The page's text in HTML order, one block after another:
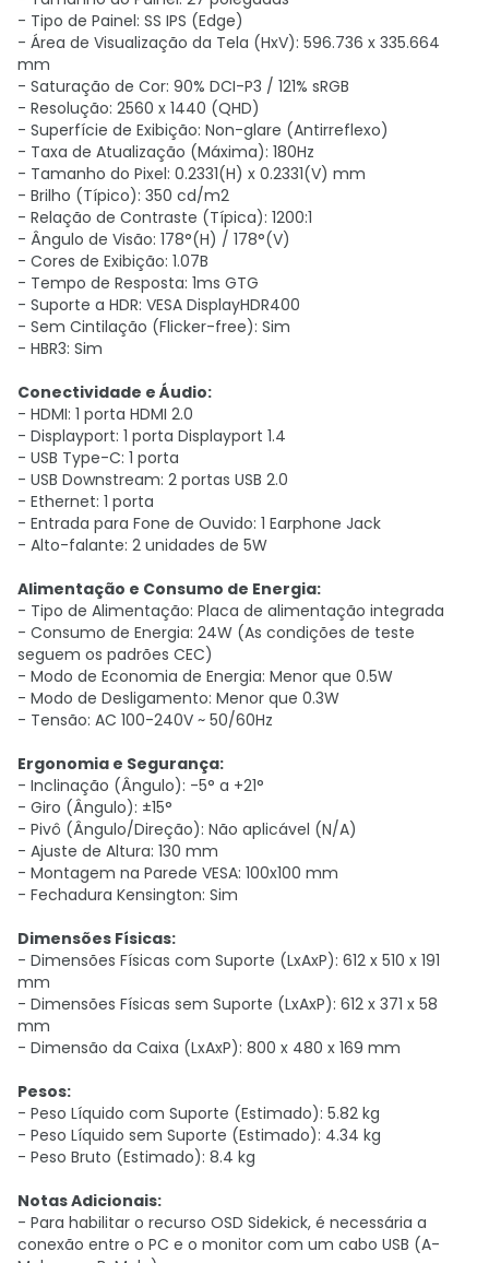
- Tipo de Painel: SS IPS (Edge)
- Área de Visualização da Tela (HxV): 596.736 x 335.664
mm
- Saturação de Cor: 90% DCI-P3 / 121% sRGB
- Resolução: 2560 x 1440 (QHD)
- Superfície de Exibição: Non-glare (Antirreflexo)
- Taxa de Atualização (Máxima): 180Hz
- Tamanho do Pixel: 0.2331(H) x 0.2331(V) mm
- Brilho (Típico): 350 cd/m2
- Relação de Contraste (Típica): 1200:1
- Ângulo de Visão: 178°(H) / 178°(V)
- Cores de Exibição: 1.07B
- Tempo de Resposta: 1ms GTG
- Suporte a HDR: VESA DisplayHDR400
- Sem Cintilação (Flicker-free): Sim
- HBR3: Sim
Conectividade e Áudio:
- HDMI: 1 porta HDMI 2.0
- Displayport: 1 porta Displayport 1.4
- USB Type-C: 1 porta
- USB Downstream: 2 portas USB 2.0
- Ethernet: 1 porta
- Entrada para Fone de Ouvido: 1 Earphone Jack
- Alto-falante: 2 unidades de 5W
Alimentação e Consumo de Energia:
- Tipo de Alimentação: Placa de alimentação integrada
- Consumo de Energia: 24W (As condições de teste
seguem os padrões CEC)
- Modo de Economia de Energia: Menor que 0.5W
- Modo de Desligamento: Menor que 0.3W
- Tensão: AC 100-240V ~ 50/60Hz
Ergonomia e Segurança:
- Inclinação (Ângulo): -5° a +21°
- Giro (Ângulo): ±15°
- Pivô (Ângulo/Direção): Não aplicável (N/A)
- Ajuste de Altura: 130 mm
- Montagem na Parede VESA: 100x100 mm
- Fechadura Kensington: Sim
Dimensões Físicas:
- Dimensões Físicas com Suporte (LxAxP): 612 x 510 x 191
mm
- Dimensões Físicas sem Suporte (LxAxP): 612 x 371 x 58
mm
- Dimensão da Caixa (LxAxP): 800 x 480 x 169 mm
Pesos:
- Peso Líquido com Suporte (Estimado): 5.82 kg
- Peso Líquido sem Suporte (Estimado): 4.34 kg
- Peso Bruto (Estimado): 8.4 kg
Notas Adicionais:
- Para habilitar o recurso OSD Sidekick, é necessária a
conexão entre o PC e o monitor com um cabo USB (A-